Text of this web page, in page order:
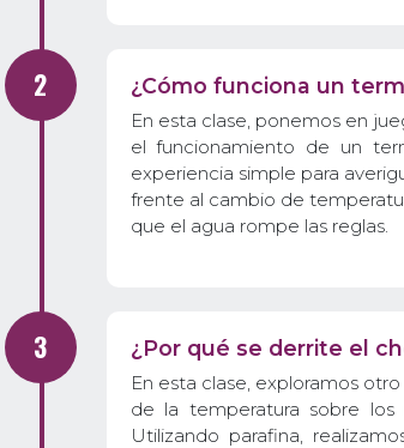
¿Cómo funciona un
En esta clase, ponemos en
el funcionamiento de un
experiencia simple para
frente al cambio de
que el agua rompe las reglas.
¿Por qué se derrite el
En esta clase, exploramos
de la temperatura sobre los
Utilizando parafina,